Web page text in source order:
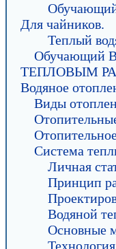
Для чайников.
Теплый
Обучающий
ТЕПЛОВЫМ
Водяное
Виды
Система
Личная
Принцип
Водяной
Основные